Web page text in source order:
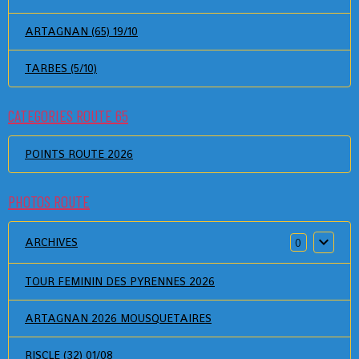
ARTAGNAN (65) 19/10
TARBES (5/10)
CATEGORIES ROUTE 65
POINTS ROUTE 2026
PHOTOS ROUTE
ARCHIVES 0
TOUR FEMININ DES PYRENNES 2026
ARTAGNAN 2026 MOUSQUETAIRES
RISCLE (32) 01/08